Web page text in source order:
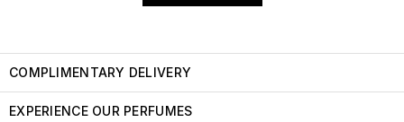
COMPLIMENTARY DELIVERY
EXPERIENCE OUR PERFUMES